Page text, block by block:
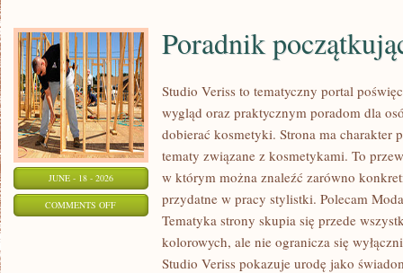
JUNE - 18 - 2026
COMMENTS OFFON
POCZĄTKUJĄCEJ
Poradnik
Studio Veriss to tematyczny portal
wygląd oraz praktycznym poradom dla
dobierać kosmetyki. Strona ma charakter
tematy związane z kosmetykami. To
w którym można znaleźć zarówno
przydatne w pracy stylistki. Polecam
Tematyka strony skupia się przede
kolorowych, ale nie ogranicza się
Studio Veriss pokazuje urodę jako